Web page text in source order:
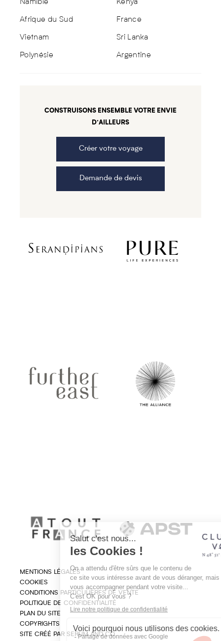
Namibie Kenya
Afrique du Sud France
Vietnam Sri Lanka
Polynésie Argentine
CONSTRUISONS ENSEMBLE VOTRE ENVIE
D’AILLEURS
Créer votre voyage
Demande de devis
MENTIONS LÉGALES
COOKIES
CONDITIONS PARTICULIÈRES DE VENTE
POLITIQUE DE CONFIDENTIALITÉ
PLAN DU SITE
COPYRIGHTS
SITE CRÉÉ PAR SERUM AND CO